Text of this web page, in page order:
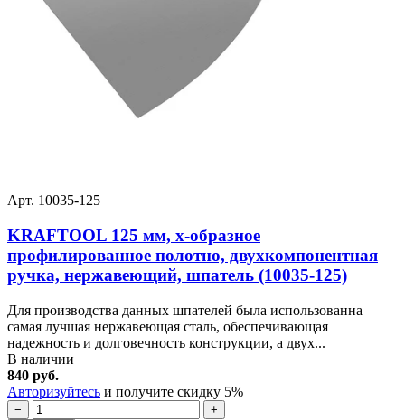
Арт. 10035-125
KRAFTOOL 125 мм, х-образное
профилированное полотно, двухкомпонентная
ручка, нержавеющий, шпатель (10035-125)
Для производства данных шпателей была использованна
самая лучшая нержавеющая сталь, обеспечивающая
надежность и долговечность конструкции, а двух...
В наличии
840 руб.
Авторизуйтесь и получите скидку 5%
−
+